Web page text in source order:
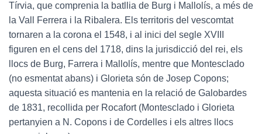
Tírvia, que comprenia la batllia de Burg i Mallolís, a més de
la Vall Ferrera i la Ribalera. Els territoris del vescomtat
tornaren a la corona el 1548, i al inici del segle XVIII
figuren en el cens del 1718, dins la jurisdicció del rei, els
llocs de Burg, Farrera i Mallolís, mentre que Montesclado
(no esmentat abans) i Glorieta són de Josep Copons;
aquesta situació es mantenia en la relació de Galobardes
de 1831, recollida per Rocafort (Montesclado i Glorieta
pertanyien a N. Copons i de Cordelles i els altres llocs